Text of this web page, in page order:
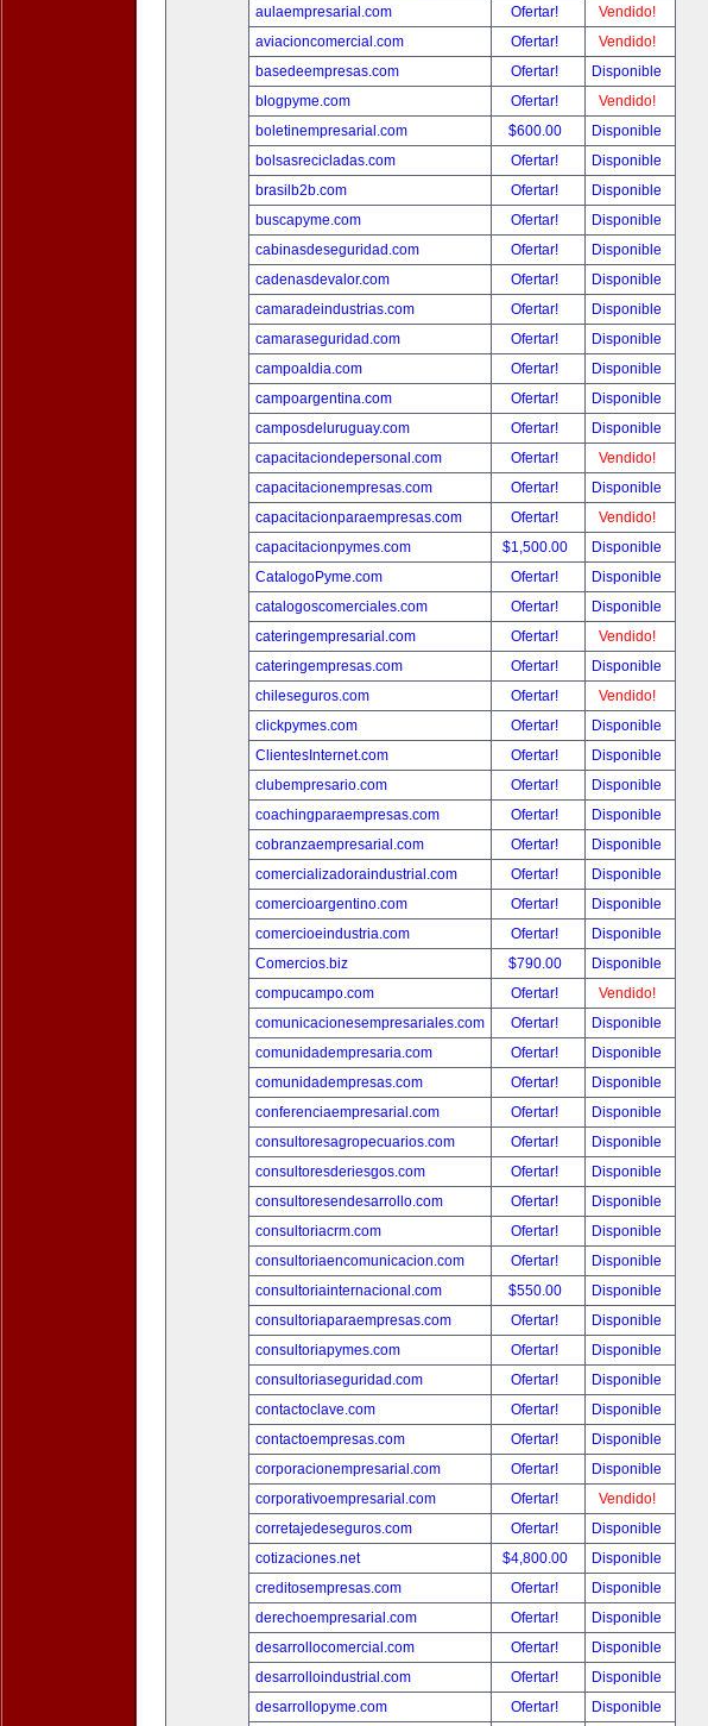
aulaempresarial.com
Ofertar!
Vendido!
aviacioncomercial.com
Ofertar!
Vendido!
basedeempresas.com
Ofertar!
Disponible
blogpyme.com
Ofertar!
Vendido!
boletinempresarial.com
$600.00
Disponible
bolsasrecicladas.com
Ofertar!
Disponible
brasilb2b.com
Ofertar!
Disponible
buscapyme.com
Ofertar!
Disponible
cabinasdeseguridad.com
Ofertar!
Disponible
cadenasdevalor.com
Ofertar!
Disponible
camaradeindustrias.com
Ofertar!
Disponible
camaraseguridad.com
Ofertar!
Disponible
campoaldia.com
Ofertar!
Disponible
campoargentina.com
Ofertar!
Disponible
camposdeluruguay.com
Ofertar!
Disponible
capacitaciondepersonal.com
Ofertar!
Vendido!
capacitacionempresas.com
Ofertar!
Disponible
capacitacionparaempresas.com
Ofertar!
Vendido!
capacitacionpymes.com
$1,500.00
Disponible
CatalogoPyme.com
Ofertar!
Disponible
catalogoscomerciales.com
Ofertar!
Disponible
cateringempresarial.com
Ofertar!
Vendido!
cateringempresas.com
Ofertar!
Disponible
chileseguros.com
Ofertar!
Vendido!
clickpymes.com
Ofertar!
Disponible
ClientesInternet.com
Ofertar!
Disponible
clubempresario.com
Ofertar!
Disponible
coachingparaempresas.com
Ofertar!
Disponible
cobranzaempresarial.com
Ofertar!
Disponible
comercializadoraindustrial.com
Ofertar!
Disponible
comercioargentino.com
Ofertar!
Disponible
comercioeindustria.com
Ofertar!
Disponible
Comercios.biz
$790.00
Disponible
compucampo.com
Ofertar!
Vendido!
comunicacionesempresariales.com
Ofertar!
Disponible
comunidadempresaria.com
Ofertar!
Disponible
comunidadempresas.com
Ofertar!
Disponible
conferenciaempresarial.com
Ofertar!
Disponible
consultoresagropecuarios.com
Ofertar!
Disponible
consultoresderiesgos.com
Ofertar!
Disponible
consultoresendesarrollo.com
Ofertar!
Disponible
consultoriacrm.com
Ofertar!
Disponible
consultoriaencomunicacion.com
Ofertar!
Disponible
consultoriainternacional.com
$550.00
Disponible
consultoriaparaempresas.com
Ofertar!
Disponible
consultoriapymes.com
Ofertar!
Disponible
consultoriaseguridad.com
Ofertar!
Disponible
contactoclave.com
Ofertar!
Disponible
contactoempresas.com
Ofertar!
Disponible
corporacionempresarial.com
Ofertar!
Disponible
corporativoempresarial.com
Ofertar!
Vendido!
corretajedeseguros.com
Ofertar!
Disponible
cotizaciones.net
$4,800.00
Disponible
creditosempresas.com
Ofertar!
Disponible
derechoempresarial.com
Ofertar!
Disponible
desarrollocomercial.com
Ofertar!
Disponible
desarrolloindustrial.com
Ofertar!
Disponible
desarrollopyme.com
Ofertar!
Disponible